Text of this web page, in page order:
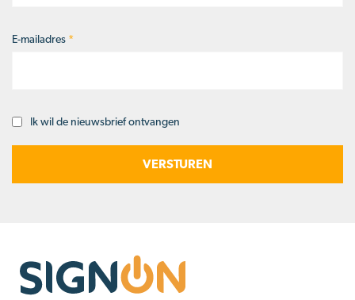
E-mailadres *
Opt-Ik wil de nieuwsbrief ontvangen